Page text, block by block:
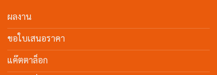
ผลงาน
ขอใบเสนอราคา
แค๊ตตาล็อก